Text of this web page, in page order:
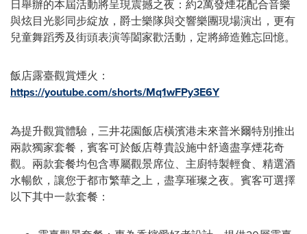
日舉辦的本屆活動將呈現震撼之夜：約2萬發煙花配合音樂
與炫目光影同步綻放，爵士樂隊與交響樂團現場演出，更有
兒童舞蹈秀及街頭表演等闔家歡活動，定將締造難忘回憶。
飯店露臺觀賞煙火：
https://youtube.com/shorts/Mq1wFPy3E6Y
為提升觀賞體驗，三井花園飯店橫濱港未來普米爾特別推出
兩款獨家套餐，賓客可於飯店尊貴設施中舒適盡享煙花奇
觀。兩款套餐均包含專屬觀景席位、主廚特製輕食、精選酒
水暢飲，讓您于都市繁華之上，盡享璀璨之夜。賓客可選擇
以下其中一款套餐：